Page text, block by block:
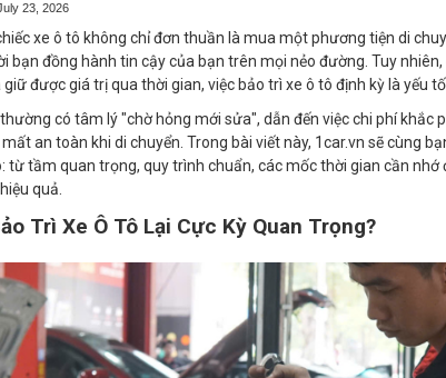
23, 2026
xe ô tô không chỉ đơn thuần là mua một phương tiện di
bạn đồng hành tin cậy của bạn trên mọi nẻo đường. Tuy nhiên,
được giá trị qua thời gian, việc bảo trì xe ô tô định kỳ là yếu
có tâm lý "chờ hỏng mới sửa", dẫn đến việc chi phí khắc
an toàn khi di chuyển. Trong bài viết này, 1car.vn sẽ cùng
từ tầm quan trọng, quy trình chuẩn, các mốc thời gian cần nhớ
quả.
Trì Xe Ô Tô Lại Cực Kỳ Quan Trọng?